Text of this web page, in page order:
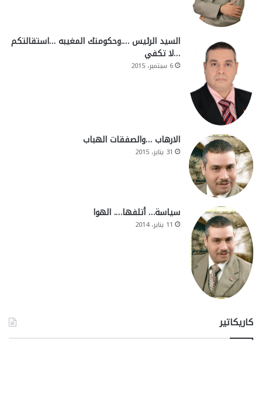
السيد الرئيس ….وحكومتك المغيبه …استقالتكم
…لا تكفي
6 سبتمبر، 2015
الارهاب …والصفقات الهباب
31 يناير، 2015
سياسة… أتلفها…. الهوا
11 يناير، 2014
كاريكاتير